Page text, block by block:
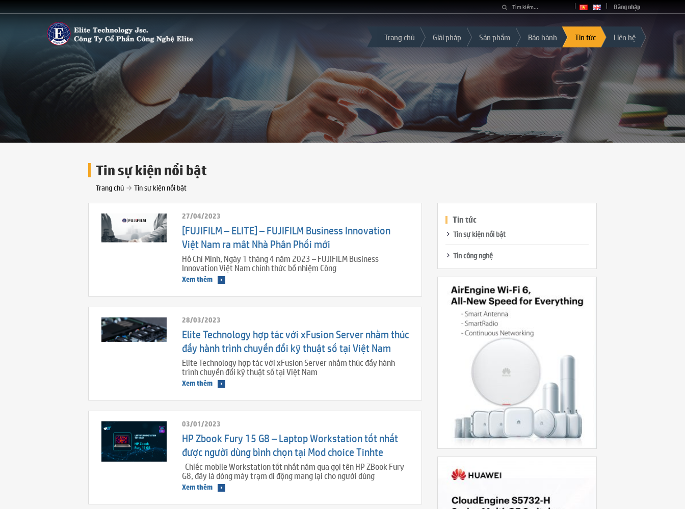
Đăng nhập
Trang chủ Giải pháp Sản phẩm Bảo hành Tin tức Liên hệ
Tin sự kiện nổi bật
Trang chủ Tin sự kiện nổi bật
27/04/2023
[FUJIFILM – ELITE] – FUJIFILM Business Innovation
Việt Nam ra mắt Nhà Phân Phối mới
Hồ Chí Minh, Ngày 1 tháng 4 năm 2023 – FUJIFILM Business
Innovation Việt Nam chính thức bổ nhiệm Công
Xem thêm
28/03/2023
Elite Technology hợp tác với xFusion Server nhằm thúc
đẩy hành trình chuyển đổi kỹ thuật số tại Việt Nam
Elite Technology hợp tác với xFusion Server nhằm thúc đẩy hành
trình chuyển đổi kỹ thuật số tại Việt Nam
Xem thêm
03/01/2023
HP Zbook Fury 15 G8 – Laptop Workstation tốt nhất
được người dùng bình chọn tại Mod choice Tinhte
Chiếc mobile Workstation tốt nhất năm qua gọi tên HP ZBook Fury
G8, đây là dòng máy trạm di động mang lại cho người dùng
Xem thêm
Tin tức
Tin sự kiện nổi bật
Tin công nghệ